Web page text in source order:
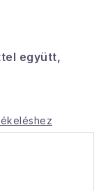
együtt,